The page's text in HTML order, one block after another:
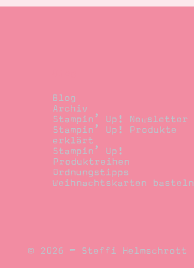
Blog
Archiv
Stampin’ Up! Newsletter
Stampin’ Up! Produkte
erklärt
Stampin’ Up!
Produktreihen
Ordnungstipps
Weihnachtskarten basteln
© 2026 – Steffi Helmschrott